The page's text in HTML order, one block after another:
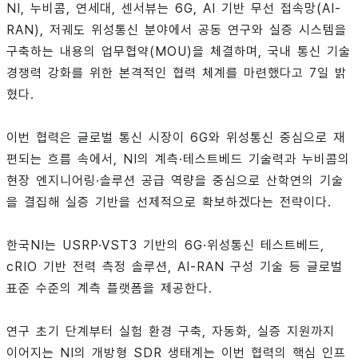
NI, 누비콤, 연세대, 센서뷰는 6G, AI 기반 무선 접속망(AI-
RAN), 저궤도 위성통신 분야에서 공동 연구와 실증 시스템을
구축하는 내용의 업무협약(MOU)을 체결하며, 국내 통신 기술
경쟁력 강화를 위한 본격적인 협력 체계를 마련했다고 7일 밝
혔다.
이번 협력은 글로벌 통신 시장이 6G와 위성통신 중심으로 재
편되는 흐름 속에서, NI의 계측·테스트베드 기술력과 누비콤의
현장 엔지니어링·솔루션 공급 역량을 중심으로 산학연의 기술
을 결집해 실증 기반을 선제적으로 확보하겠다는 전략이다.
한국NI는 USRP·VST3 기반의 6G·위성통신 테스트베드,
cRIO 기반 전력 측정 솔루션, AI-RAN 구성 기술 등 글로벌
표준 수준의 계측 플랫폼을 제공한다.
연구 초기 단계부터 실험 환경 구축, 자동화, 실증 지원까지
이어지는 NI의 개방형 SDR 생태계는 이번 협력의 핵심 인프